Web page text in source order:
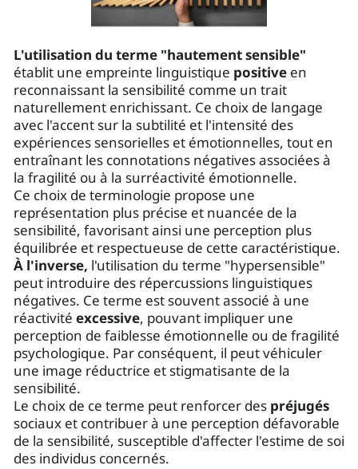
L'utilisation du terme "hautement sensible"
établit une empreinte linguistique positive en
reconnaissant la sensibilité comme un trait
naturellement enrichissant. Ce choix de langage
avec l'accent sur la subtilité et l'intensité des
expériences sensorielles et émotionnelles, tout en
entraînant les connotations négatives associées à
la fragilité ou à la surréactivité émotionnelle.
Ce choix de terminologie propose une
représentation plus précise et nuancée de la
sensibilité, favorisant ainsi une perception plus
équilibrée et respectueuse de cette caractéristique.
À l'inverse, l'utilisation du terme "hypersensible"
peut introduire des répercussions linguistiques
négatives. Ce terme est souvent associé à une
réactivité excessive, pouvant impliquer une
perception de faiblesse émotionnelle ou de fragilité
psychologique. Par conséquent, il peut véhiculer
une image réductrice et stigmatisante de la
sensibilité.
Le choix de ce terme peut renforcer des préjugés
sociaux et contribuer à une perception défavorable
de la sensibilité, susceptible d'affecter l'estime de soi
des individus concernés.